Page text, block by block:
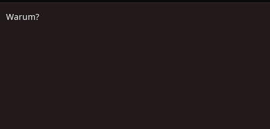
Warum?